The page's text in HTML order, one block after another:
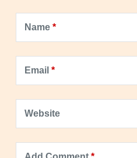
Name*
Email *
Website